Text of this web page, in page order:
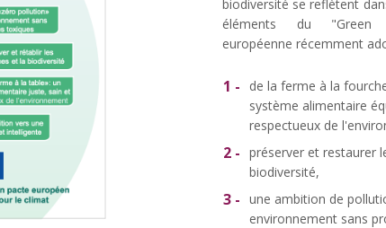
biodiversité se reflètent
éléments du "Green
européenne récemment
de la ferme à la
système alimentaire
respectueux de
préserver et restaurer
biodiversité,
une ambition de
environnement sans